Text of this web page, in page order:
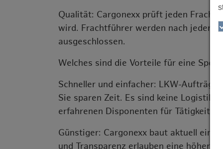
Qualität: Cargonexx prüft jeden
wird. Frachtführer werden nach jeder
ausgeschlossen.
Welches sind die Vorteile für eine
Schneller und einfacher: LKW-Aufträge
Sie sparen Zeit. Es sind keine
erfahrenen Disponenten für
Günstiger: Cargonexx baut aktuell ein
und Transparenz erlauben eine höhere